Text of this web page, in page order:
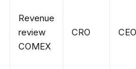
Revenue
review
COMEX
CRO CEO